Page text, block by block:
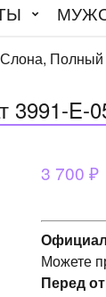
3991-E-
3 700 ₽
Можете
Перед